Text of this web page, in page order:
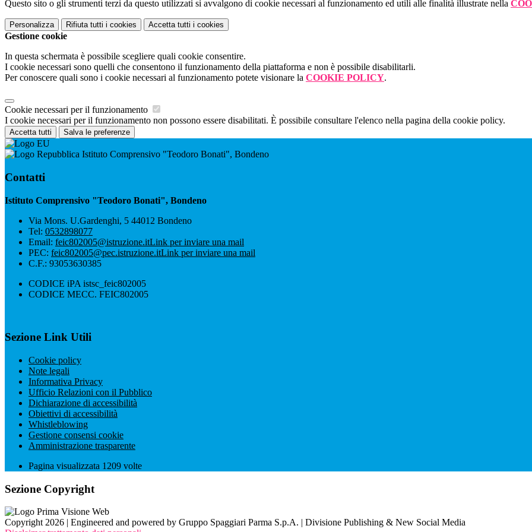
Questo sito o gli strumenti terzi da questo utilizzati si avvalgono di cookie necessari al funzionamento ed utili alle finalità illustrate nella
Personalizza Rifiuta tutti i cookies Accetta tutti i cookies
Gestione cookie
In questa schermata è possibile scegliere quali cookie consentire.
I cookie necessari sono quelli che consentono il funzionamento della piattaforma e non è possibile disabilitarli.
Per conoscere quali sono i cookie necessari al funzionamento potete visionare la COOKIE POLICY.
Cookie necessari per il funzionamento
I cookie necessari per il funzionamento non possono essere disabilitati. È possibile consultare l'elenco nella pagina della cookie policy.
Accetta tutti Salva le preferenze
Istituto Comprensivo "Teodoro Bonati", Bondeno
Contatti
Istituto Comprensivo "Teodoro Bonati", Bondeno
Via Mons. U.Gardenghi, 5 44012 Bondeno
Tel: 0532898077
Email: feic802005@istruzione.itLink per inviare una mail
PEC: feic802005@pec.istruzione.itLink per inviare una mail
C.F.: 93053630385
CODICE iPA istsc_feic802005
CODICE MECC. FEIC802005
Sezione Link Utili
Cookie policy
Note legali
Informativa Privacy
Ufficio Relazioni con il Pubblico
Dichiarazione di accessibilità
Obiettivi di accessibilità
Whistleblowing
Gestione consensi cookie
Amministrazione trasparente
Pagina visualizzata 1209 volte
Sezione Copyright
Copyright 2026 | Engineered and powered by Gruppo Spaggiari Parma S.p.A. | Divisione Publishing & New Social Media